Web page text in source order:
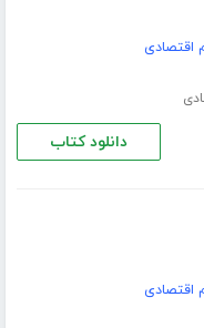
اقتصادی
دانلود کتاب
اقتصادی